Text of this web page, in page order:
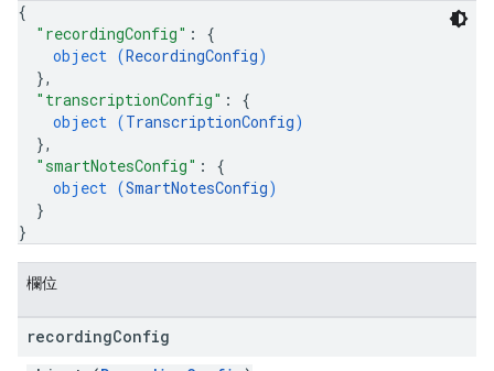
{
"recordingConfig" : {
object (RecordingConfig)
},
"transcriptionConfig" : {
object (TranscriptionConfig)
},
"smartNotesConfig" : {
object (SmartNotesConfig)
}
}
欄位
recordingConfig